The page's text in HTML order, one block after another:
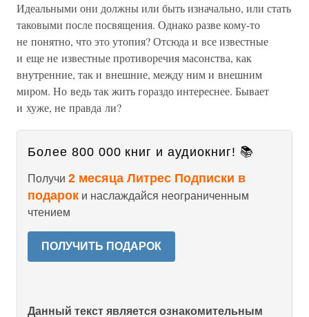
Идеальными они должны или быть изначально, или стать
таковыми после посвящения. Однако разве кому-то
не понятно, что это утопия? Отсюда и все известные
и еще не известные противоречия масонства, как
внутренние, так и внешние, между ним и внешним
миром. Но ведь так жить гораздо интереснее. Бывает
и хуже, не правда ли?
Более 800 000 книг и аудиокниг! 📚
Получи 2 месяца Литрес Подписки в
подарок и наслаждайся неограниченным
чтением
ПОЛУЧИТЬ ПОДАРОК
Данный текст является ознакомительным